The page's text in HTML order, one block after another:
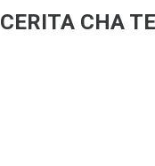
CERITA CHA